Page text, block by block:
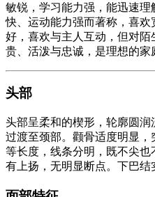
敏锐，学习能力强，能迅速
快、运动能力强而著称，喜
好，喜欢与主人互动，但对
贵、活泼与忠诚，是理想的家
头部
头部呈柔和的楔形，轮廓圆
过渡至颈部。颧骨适度明显
等长度，线条分明，既不尖
有上扬，无明显断点。下巴结